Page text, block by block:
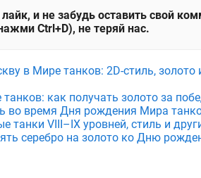
и не забудь оставить свой
Ctrl+D), не теряй нас.
в Мире танков: 2D-стиль, золото
как получать золото за
во время Дня рождения Мира
танки VIII–IX уровней, стиль и
серебро на золото ко Дню